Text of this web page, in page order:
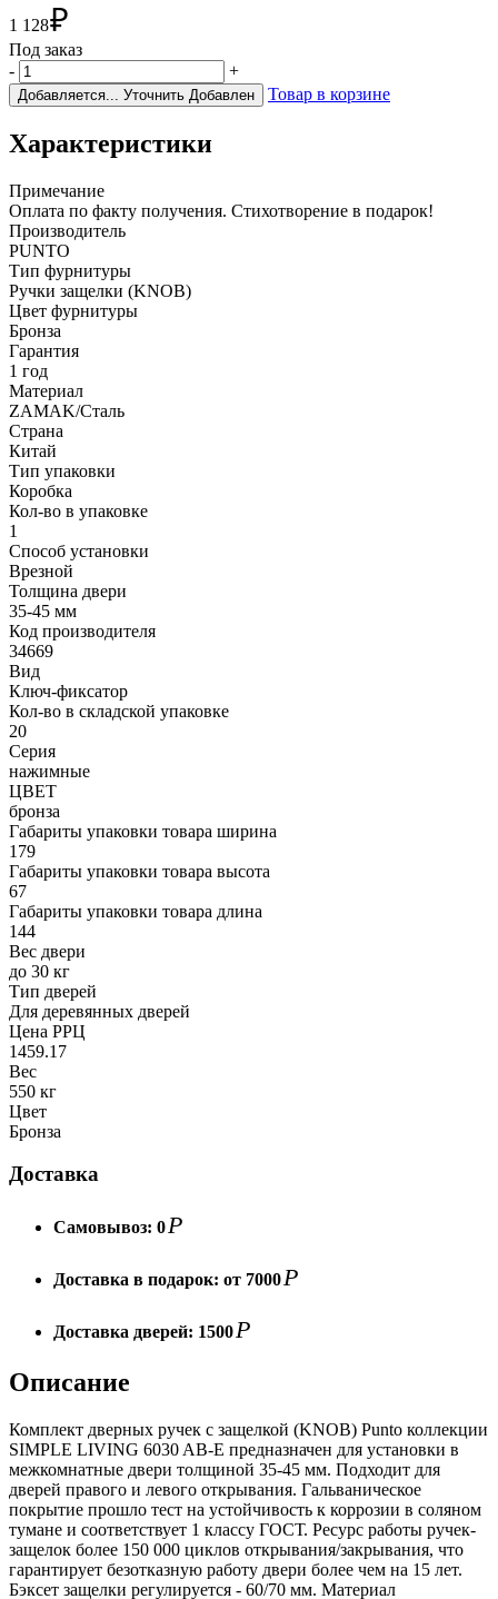
1 128₽
Под заказ
-
+
Добавляется... Уточнить Добавлен Товар в корзине
Характеристики
Примечание
Оплата по факту получения. Стихотворение в подарок!
Производитель
PUNTO
Тип фурнитуры
Ручки защелки (KNOB)
Цвет фурнитуры
Бронза
Гарантия
1 год
Материал
ZAMAK/Сталь
Страна
Китай
Тип упаковки
Коробка
Кол-во в упаковке
1
Способ установки
Врезной
Толщина двери
35-45 мм
Код производителя
34669
Вид
Ключ-фиксатор
Кол-во в складской упаковке
20
Серия
нажимные
ЦВЕТ
бронза
Габариты упаковки товара ширина
179
Габариты упаковки товара высота
67
Габариты упаковки товара длина
144
Вес двери
до 30 кг
Тип дверей
Для деревянных дверей
Цена РРЦ
1459.17
Вес
550 кг
Цвет
Бронза
Доставка
Самовывоз: 0Р
Доставка в подарок: от 7000Р
Доставка дверей: 1500Р
Описание
Комплект дверных ручек с защелкой (KNOB) Punto коллекции
SIMPLE LIVING 6030 AB-E предназначен для установки в
межкомнатные двери толщиной 35-45 мм. Подходит для
дверей правого и левого открывания. Гальваническое
покрытие прошло тест на устойчивость к коррозии в соляном
тумане и соответствует 1 классу ГОСТ. Ресурс работы ручек-
защелок более 150 000 циклов открывания/закрывания, что
гарантирует безотказную работу двери более чем на 15 лет.
Бэксет защелки регулируется - 60/70 мм. Материал